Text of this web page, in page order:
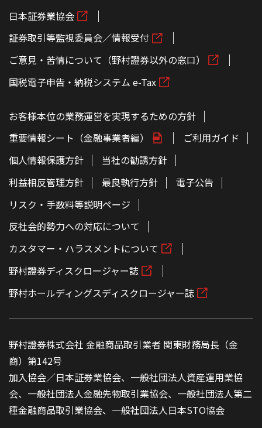
日本証券業協会
証券取引等監視委員会／情報受付
ご意見・苦情について（野村證券以外の窓口）
国税電子申告・納税システム e-Tax
お客様本位の業務運営を実現するための方針
重要情報シート（金融事業者編）
ご利用ガイド
個人情報保護方針
当社の勧誘方針
利益相反管理方針
最良執行方針
電子公告
リスク・手数料等説明ページ
反社会的勢力への対応について
カスタマー・ハラスメントについて
野村證券ディスクロージャー誌
野村ホールディングスディスクロージャー誌
野村證券株式会社 金融商品取引業者 関東財務局長（金
商）第142号
加入協会／日本証券業協会、一般社団法人資産運用業協
会、一般社団法人金融先物取引業協会、一般社団法人第二
種金融商品取引業協会、一般社団法人日本STO協会